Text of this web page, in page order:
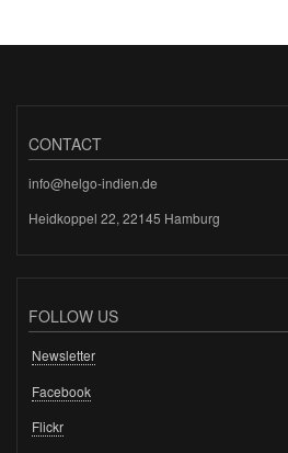
CONTACT
info@helgo-indien.de
Heidkoppel 22, 22145 Hamburg
FOLLOW US
Newsletter
Facebook
Flickr